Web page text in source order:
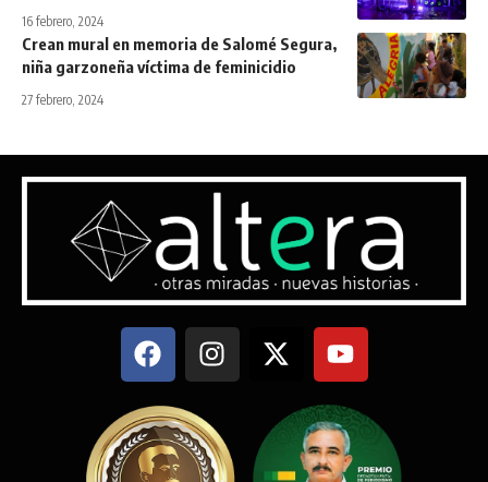
16 febrero, 2024
Crean mural en memoria de Salomé Segura,
niña garzoneña víctima de feminicidio
27 febrero, 2024